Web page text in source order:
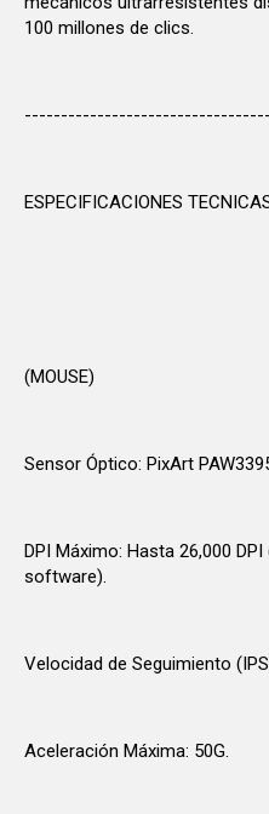
100 millones de clics.
ESPECIFICACIONES
(MOUSE)
Sensor Óptico: PixArt
DPI Máximo: Hasta 26,000
software).
Velocidad de Seguimiento
Aceleración Máxima: 50G.